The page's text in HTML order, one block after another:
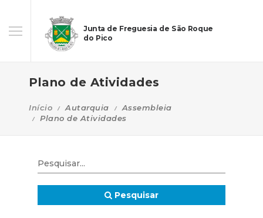
Junta de Freguesia de São Roque
do Pico
Plano de Atividades
Início Autarquia
Assembleia
Plano de Atividades
Pesquisar